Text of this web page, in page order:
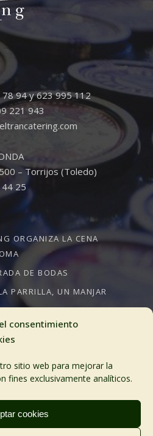
consentimiento
sitio web para mejorar la
fines exclusivamente analíticos.
cookies
78 94 y 623 995 112
221 943
– Torrijos (Toledo)
44 25
ORGANIZA LA CENA
DE BODAS
PARRILLA, UN MANJAR